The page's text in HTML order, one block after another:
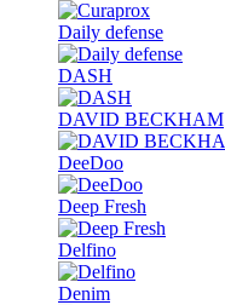
Daily defense
DASH
DAVID BECKHAM
DeeDoo
Deep Fresh
Delfino
Denim